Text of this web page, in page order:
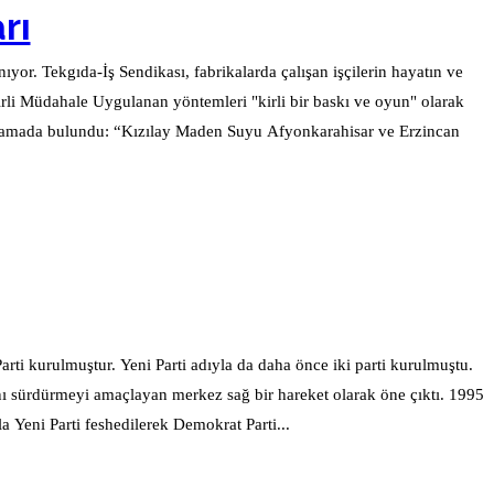
Tekgıda-İş Sendikası, fabrikalarda çalışan işçilerin hayatın ve
bulundu: “Kızılay Maden Suyu Afyonkarahisar ve Erzincan
kurulmuştur. Yeni Parti adıyla da daha önce iki parti kurulmuştu.
amaçlayan merkez sağ bir hareket olarak öne çıktı. 1995
Yeni Parti feshedilerek Demokrat Parti...